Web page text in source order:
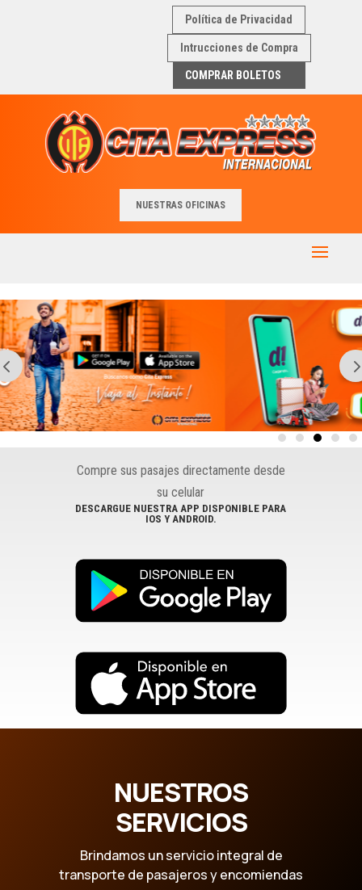
Política de Privacidad
Intrucciones de Compra
COMPRAR BOLETOS
NUESTRAS OFICINAS
Compre sus pasajes directamente desde
su celular
DESCARGUE NUESTRA APP DISPONIBLE PARA
IOS Y ANDROID.
NUESTROS
SERVICIOS
Brindamos un servicio integral de
transporte de pasajeros y encomiendas